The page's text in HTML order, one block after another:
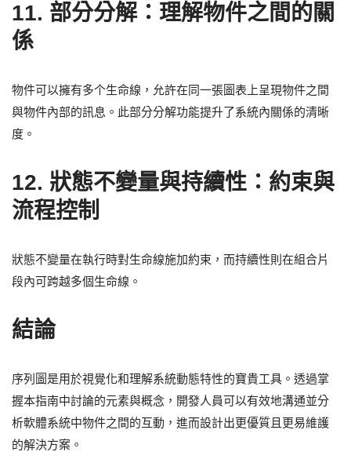
11. 部分分解：理解物件之間的關
係
物件可以擁有多个生命線，允許在同一張圖表上呈現物件之間
與物件內部的訊息。此部分分解功能提升了系統內關係的清晰
度。
12. 狀態不變量與持續性：約束與
流程控制
狀態不變量在執行時對生命線施加約束，而持續性則在組合片
段內可跨越多個生命線。
結論
序列圖是用於視覺化和理解系統動態特性的寶貴工具。透過掌
握本指南中討論的元素與概念，開發人員可以有效地溝通並分
析軟體系統中物件之間的互動，進而設計出更優質且更易維護
的解決方案。